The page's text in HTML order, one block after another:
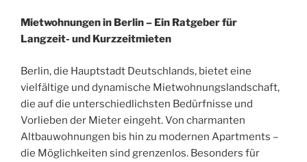
Mietwohnungen in Berlin – Ein Ratgeber für
Langzeit- und Kurzzeitmieten
Berlin, die Hauptstadt Deutschlands, bietet eine
vielfältige und dynamische Mietwohnungslandschaft,
die auf die unterschiedlichsten Bedürfnisse und
Vorlieben der Mieter eingeht. Von charmanten
Altbauwohnungen bis hin zu modernen Apartments –
die Möglichkeiten sind grenzenlos. Besonders für